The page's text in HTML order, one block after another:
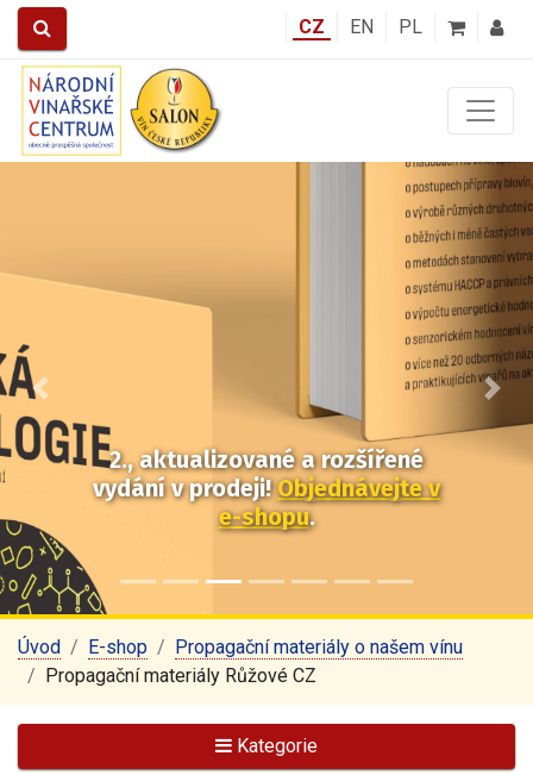
CZ EN PL
2., aktualizované a rozšířené
vydání v prodeji!Objednávejte v
e-shopu.
Předchozí Další
Úvod E-shop
Propagační materiály o našem vínu
Propagační materiály Růžové CZ
Kategorie